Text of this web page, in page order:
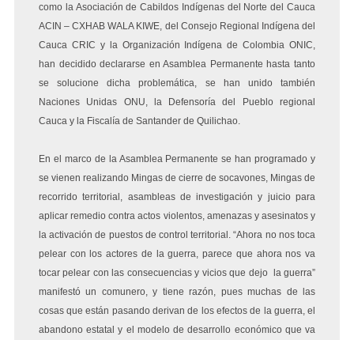
como la Asociación de Cabildos Indígenas del Norte del Cauca
ACIN – CXHAB WALA KIWE, del Consejo Regional Indígena del
Cauca CRIC y la Organización Indígena de Colombia ONIC,
han decidido declararse en Asamblea Permanente hasta tanto
se solucione dicha problemática, se han unido también
Naciones Unidas ONU, la Defensoría del Pueblo regional
Cauca y la Fiscalía de Santander de Quilichao.
En el marco de la Asamblea Permanente se han programado y
se vienen realizando Mingas de cierre de socavones, Mingas de
recorrido territorial, asambleas de investigación y juicio para
aplicar remedio contra actos violentos, amenazas y asesinatos y
la activación de puestos de control territorial. “Ahora no nos toca
pelear con los actores de la guerra, parece que ahora nos va
tocar pelear con las consecuencias y vicios que dejo la guerra”
manifestó un comunero, y tiene razón, pues muchas de las
cosas que están pasando derivan de los efectos de la guerra, el
abandono estatal y el modelo de desarrollo económico que va